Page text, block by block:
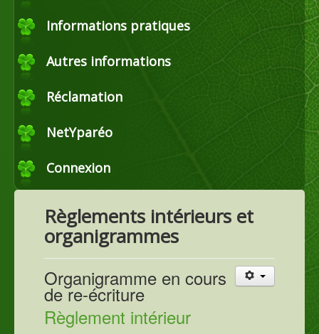
Commerce
Informations pratiques
Autres informations
Réclamation
NetYparéo
Connexion
Règlements intérieurs et
organigrammes
Organigramme en cours
de re-écriture
Règlement intérieur